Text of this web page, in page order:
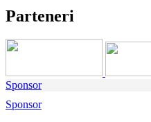
Parteneri
Sponsor
Sponsor